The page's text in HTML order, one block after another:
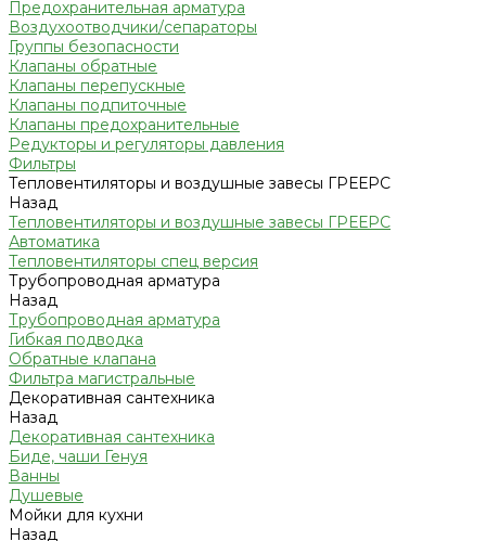
Предохранительная арматура
Воздухоотводчики/сепараторы
Группы безопасности
Клапаны обратные
Клапаны перепускные
Клапаны подпиточные
Клапаны предохранительные
Редукторы и регуляторы давления
Фильтры
Тепловентиляторы и воздушные завесы ГРЕЕРС
Назад
Тепловентиляторы и воздушные завесы ГРЕЕРС
Автоматика
Тепловентиляторы спец версия
Трубопроводная арматура
Назад
Трубопроводная арматура
Гибкая подводка
Обратные клапана
Фильтра магистральные
Декоративная сантехника
Назад
Декоративная сантехника
Биде, чаши Генуя
Ванны
Душевые
Мойки для кухни
Назад